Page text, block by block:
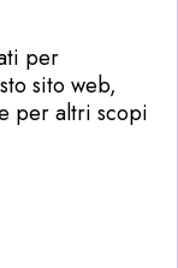
per
sito web,
per altri scopi